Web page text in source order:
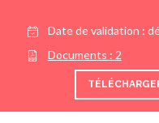
Date de validation :
Documents : 2